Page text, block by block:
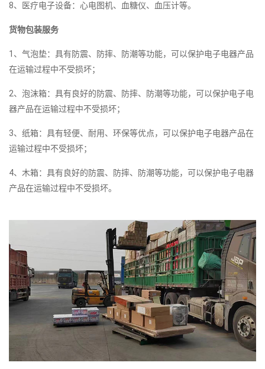
8、医疗电子设备：心电图机、血糖仪、血压计等。
货物包装服务
1、气泡垫：具有防震、防摔、防潮等功能，可以保护电子电器产品
在运输过程中不受损坏；
2、泡沫箱：具有良好的防震、防摔、防潮等功能，可以保护电子电
器产品在运输过程中不受损坏；
3、纸箱：具有轻便、耐用、环保等优点，可以保护电子电器产品在
运输过程中不受损坏；
4、木箱：具有良好的防震、防摔、防潮等功能，可以保护电子电器
产品在运输过程中不受损坏。